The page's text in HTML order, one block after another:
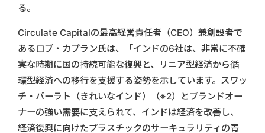
る。
Circulate Capitalの最高経営責任者（CEO）兼創設者で
あるロブ・カプラン氏は、「インドの6社は、非常に不確
実な時期に国の持続可能な復興と、リニア型経済から循
環型経済への移行を支援する姿勢を示しています。スワッ
チ・バーラト（きれいなインド）（※2）とブランドオー
ナーの強い需要に支えられて、インドは経済を改善し、
経済復興に向けたプラスチックのサーキュラリティの青